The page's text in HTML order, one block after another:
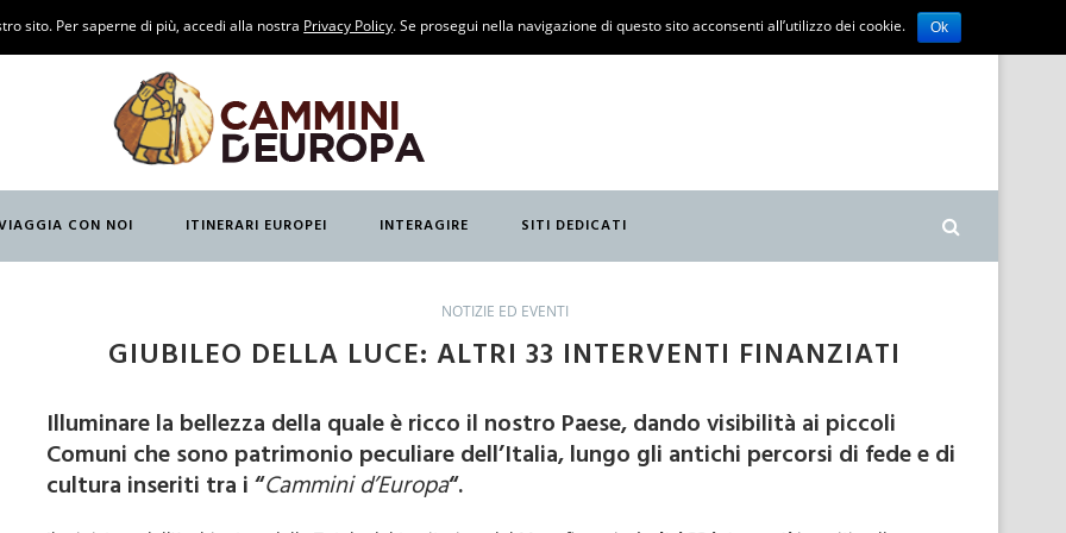
CON NOI ITINERARI EUROPEI INTERAGIRE SITI DEDICATI
NOTIZIE ED EVENTI
GIUBILEO DELLA LUCE: ALTRI 33 INTERVENTI FINANZIATI
Illuminare la bellezza della quale è ricco il nostro Paese, dando visibilità ai piccoli
Comuni che sono patrimonio peculiare dell’Italia, lungo gli antichi percorsi di fede e di
cultura inseriti tra i “Cammini d’Europa“.
sito. Per saperne di più, accedi alla nostra Privacy Policy. Se prosegui nella navigazione di questo sito acconsenti all’utilizzo dei cookie. Ok